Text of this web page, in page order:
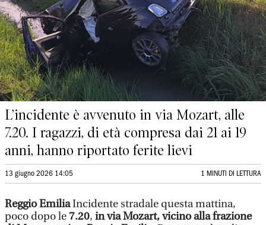
L’incidente è avvenuto in via Mozart, alle
7.20. I ragazzi, di età compresa dai 21 ai 19
anni, hanno riportato ferite lievi
13 giugno 2026 14:05 1 MINUTI DI LETTURA
Reggio EmiliaIncidente stradale questa mattina,
poco dopo le7.20, in via Mozart, vicino alla frazione